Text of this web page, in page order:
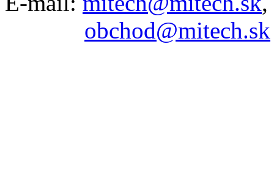
obchod@mitech.sk